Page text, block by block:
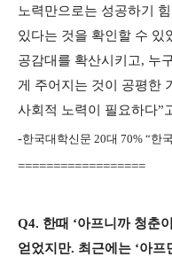
노력만으로는 성공하기
있다는 것을 확인할 수 있
공감대를 확산시키고, 누
게 주어지는 것이 공평한
사회적 노력이 필요하다”
-한국대학신문 20대 70% “한
==================
Q4. 한때 ‘아프니까 청춘
얻었지만. 최근에는 ‘아프